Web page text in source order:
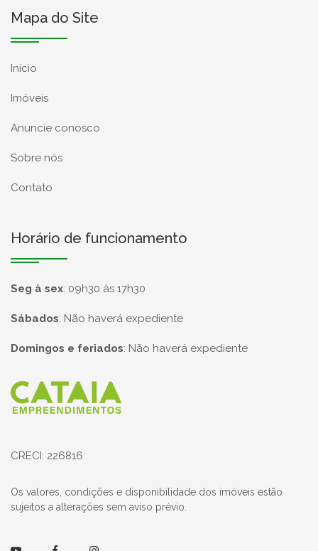
Mapa do Site
Início
Imóveis
Anuncie conosco
Sobre nós
Contato
Horário de funcionamento
Seg à sex: 09h30 às 17h30
Sábados: Não haverá expediente
Domingos e feriados: Não haverá expediente
Página inicial
CRECI: 226816
Os valores, condições e disponibilidade dos imóveis estão
sujeitos a alterações sem aviso prévio.